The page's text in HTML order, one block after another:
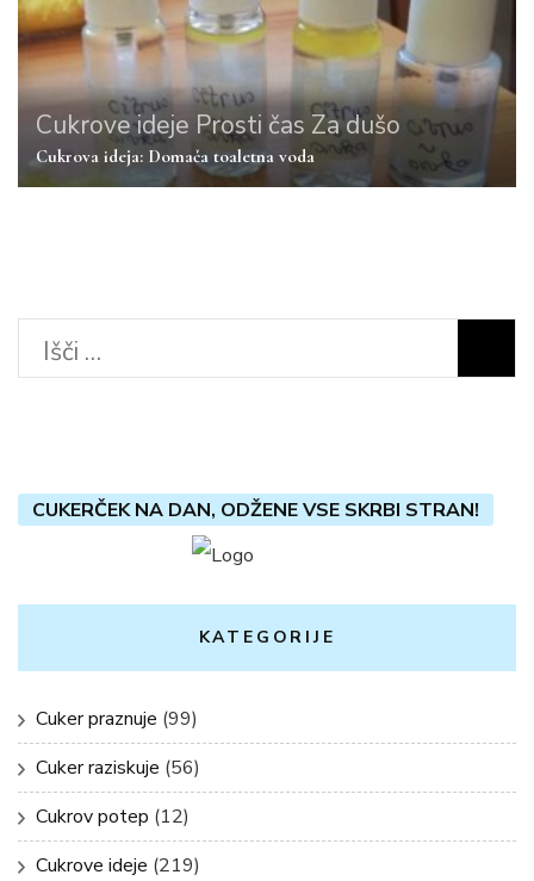
Cukrove ideje Prosti čas Za dušo
Cukrova ideja: Domača toaletna voda
Išči:
CUKERČEK NA DAN, ODŽENE VSE SKRBI STRAN!
KATEGORIJE
Cuker praznuje (99)
Cuker raziskuje (56)
Cukrov potep (12)
Cukrove ideje (219)